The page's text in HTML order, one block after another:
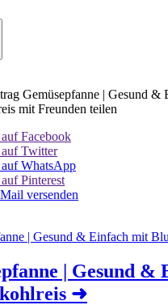
Gemüsepfanne | Gesund &
mit Freunden teilen
Facebook
Twitter
WhatsApp
Pinterest
versenden
| Gesund &
➜